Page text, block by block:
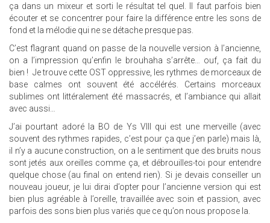
ça dans un mixeur et sorti le résultat tel quel. Il faut parfois bien
écouter et se concentrer pour faire la différence entre les sons de
fond et la mélodie qui ne se détache presque pas.
C’est flagrant quand on passe de la nouvelle version à l’ancienne,
on a l’impression qu’enfin le brouhaha s’arrête… ouf, ça fait du
bien ! Je trouve cette OST oppressive, les rythmes de morceaux de
base calmes ont souvent été accélérés. Certains morceaux
sublimes ont littéralement été massacrés, et l’ambiance qui allait
avec aussi…
J’ai pourtant adoré la BO de Ys VIII qui est une merveille (avec
souvent des rythmes rapides, c’est pour ça que j’en parle) mais là,
il n’y a aucune construction, on a le sentiment que des bruits nous
sont jetés aux oreilles comme ça, et débrouilles-toi pour entendre
quelque chose (au final on entend rien). Si je devais conseiller un
nouveau joueur, je lui dirai d’opter pour l’ancienne version qui est
bien plus agréable à l’oreille, travaillée avec soin et passion, avec
parfois des sons bien plus variés que ce qu’on nous propose la.